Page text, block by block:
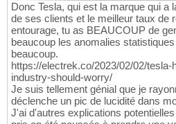
Donc Tesla, qui est la marque qui a
de ses clients et le meilleur taux de
entourage, tu as BEAUCOUP de
beaucoup les anomalies
beaucoup.
https://electrek.co/2023/02/02/
industry-should-worry/
Je suis tellement génial que je
déclenche un pic de lucidité dans
J'ai d'autres explications